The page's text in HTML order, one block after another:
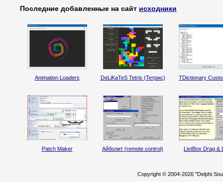
Последние добавленные на сайт исходники
Animation Loaders DeLiKaTeS Tetris (Тетрис) TDictionary
Patch Maker Айболит (remote control) ListBox Drag &
Copyright © 2004-2026 "Delphi